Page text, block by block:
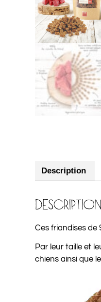
Description
Ces friandises de
Par leur taille et
chiens ainsi que